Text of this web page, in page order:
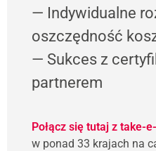
— Indywidualne
oszczędność
— Sukces z
partnerem
Połącz się tutaj z take-
w ponad 33 krajach na